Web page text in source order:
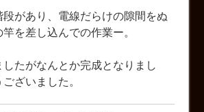
があり、電線だらけの隙間をぬ
を差し込んでの作業ー。
たがなんとか完成となりまし
ざいました。